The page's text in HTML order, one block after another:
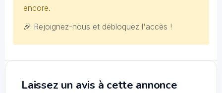
encore.
🎉 Rejoignez-nous et débloquez l'accès !
Laissez un avis à cette annonce